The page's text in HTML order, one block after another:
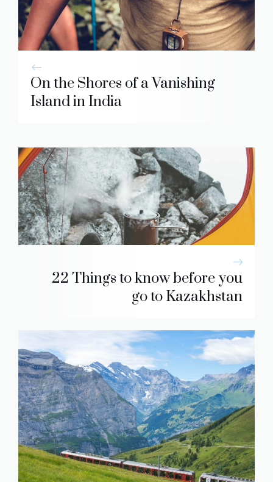
On the Shores of a Vanishing
Island in India
22 Things to know before you
go to Kazakhstan